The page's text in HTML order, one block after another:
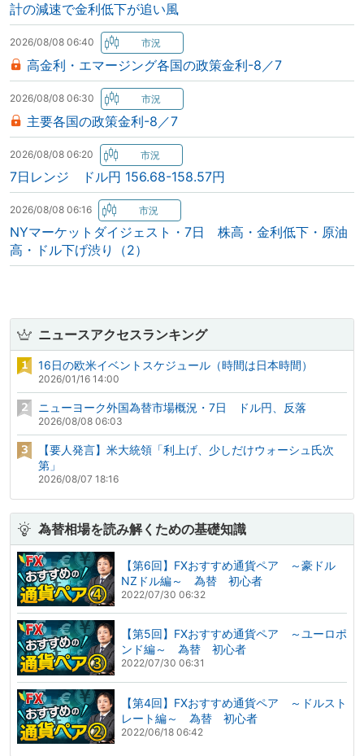
計の減速で金利低下が追い風
2026/08/08 06:40
高金利・エマージング各国の政策金利-8／7
2026/08/08 06:30
主要各国の政策金利-8／7
2026/08/08 06:20
7日レンジ ドル円 156.68-158.57円
2026/08/08 06:16
NYマーケットダイジェスト・7日 株高・金利低下・原油
高・ドル下げ渋り（2）
ニュースアクセスランキング
16日の欧米イベントスケジュール（時間は日本時間）
2026/01/16 14:00
ニューヨーク外国為替市場概況・7日 ドル円、反落
2026/08/08 06:03
【要人発言】米大統領「利上げ、少しだけウォーシュ氏次
第」
2026/08/07 18:16
為替相場を読み解くための基礎知識
【第6回】FXおすすめ通貨ペア ～豪ドル
NZドル編～ 為替 初心者
2022/07/30 06:32
【第5回】FXおすすめ通貨ペア ～ユーロポ
ンド編～ 為替 初心者
2022/07/30 06:31
【第4回】FXおすすめ通貨ペア ～ドルスト
レート編～ 為替 初心者
2022/06/18 06:42